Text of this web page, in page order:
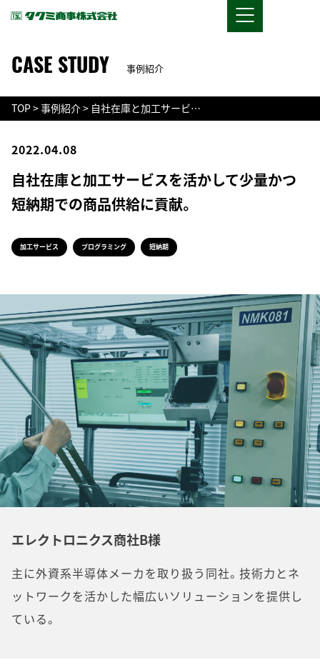
CASE STUDY 事例紹介
TOP>事例紹介> 自社在庫と加工サービ…
2022.04.08
自社在庫と加工サービスを活かして少量かつ
短納期での商品供給に貢献。
加工サービス プログラミング 短納期
エレクトロニクス商社B様
主に外資系半導体メーカを取り扱う同社。技術力とネ
ットワークを活かした幅広いソリューションを提供し
ている。